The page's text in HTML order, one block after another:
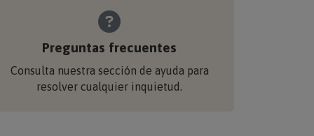
Preguntas frecuentes
Consulta nuestra sección de ayuda para
resolver cualquier inquietud.